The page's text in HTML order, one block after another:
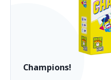
Champions!